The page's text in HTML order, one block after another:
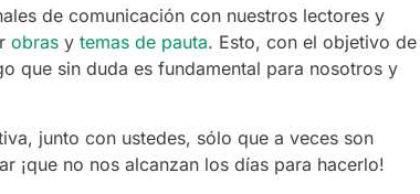
de comunicación con nuestros lectores y
obras y temas de pauta. Esto, con el objetivo de
que sin duda es fundamental para nosotros y
junto con ustedes, sólo que a veces son
¡que no nos alcanzan los días para hacerlo!